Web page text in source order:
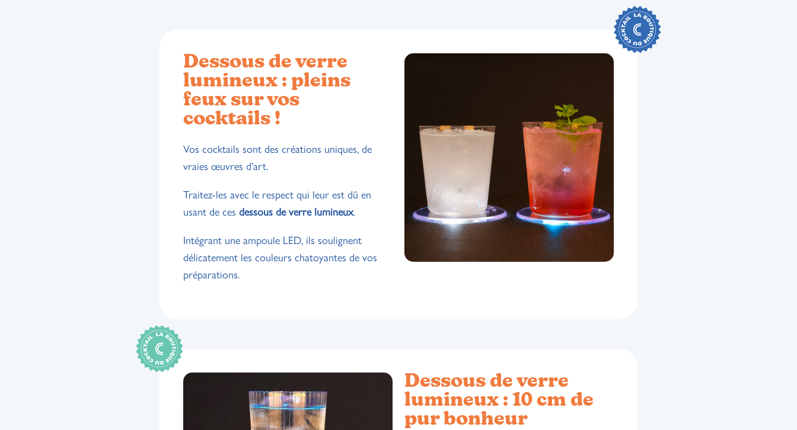
Dessous de verre
lumineux : pleins
feux sur vos
cocktails !
Vos cocktails sont des créations uniques, de
vraies œuvres d’art.
Traitez-les avec le respect qui leur est dû en
usant de cesdessous de verre lumineux.
Intégrant une ampoule LED, ils soulignent
délicatement les couleurs chatoyantes de vos
préparations.
Dessous de verre
lumineux : 10 cm de
pur bonheur